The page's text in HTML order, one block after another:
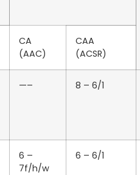
CA
(AAC)
CAA
(ACSR)
—– 8 – 6/1
6 –
7f/h/w
6 – 6/1